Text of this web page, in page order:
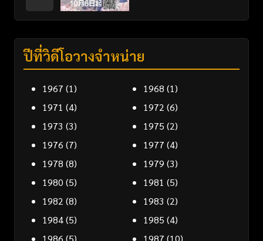
ปีที่วิดีโอวางจำหน่าย
1967 (1) 1968 (1)
1971 (4) 1972 (6)
1973 (3) 1975 (2)
1976 (7) 1977 (4)
1978 (8) 1979 (3)
1980 (5) 1981 (5)
1982 (8) 1983 (2)
1984(5) 1985 (4)
1986 (5) 1987 (10)